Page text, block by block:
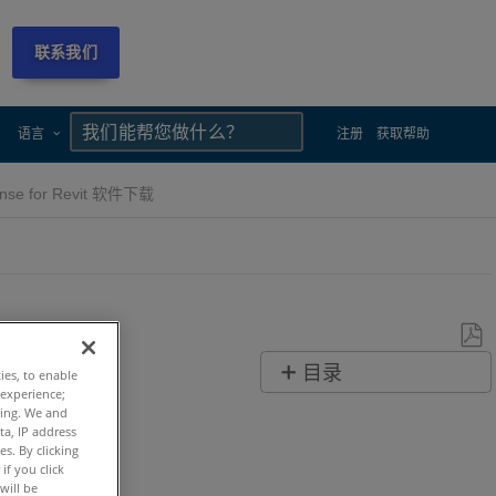
联系我们
语言 注册 获取帮助
for Revit 软件下载
存
目录
to enable
We and
IP address
By clicking
if you click
be